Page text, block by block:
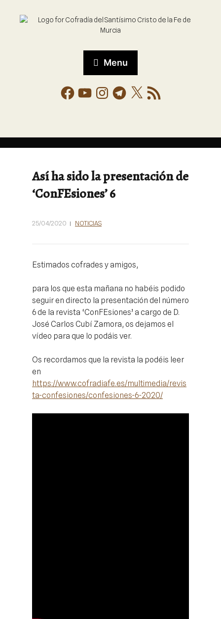
Menu
Así ha sido la presentación de
‘ConFEsiones’ 6
25/04/2020 NOTICIAS
Estimados cofrades y amigos,
para los que esta mañana no habéis podido
seguir en directo la presentación del número
6 de la revista ‘ConFEsiones’ a cargo de D.
José Carlos Cubí Zamora, os dejamos el
vídeo para que lo podáis ver.
Os recordamos que la revista la podéis leer
en
https://www.cofradiafe.es/multimedia/revis
ta-confesiones/confesiones-6-2020/